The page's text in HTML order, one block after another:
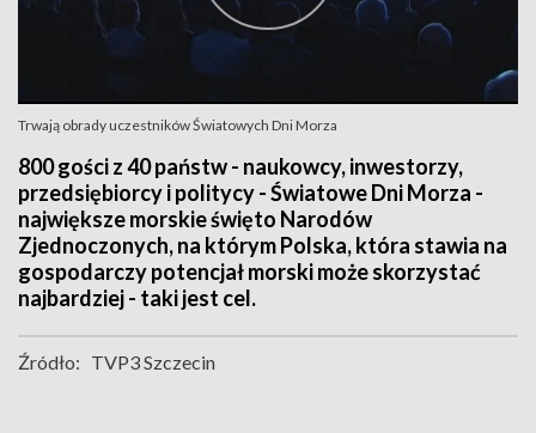
Trwają obrady uczestników Światowych Dni Morza
800 gości z 40 państw - naukowcy, inwestorzy,
przedsiębiorcy i politycy - Światowe Dni Morza -
największe morskie święto Narodów
Zjednoczonych, na którym Polska, która stawia na
gospodarczy potencjał morski może skorzystać
najbardziej - taki jest cel.
Źródło: TVP3 Szczecin